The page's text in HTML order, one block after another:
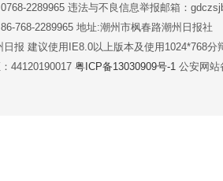
2289965 违法与不良信息举报邮箱：
768-2289965 地址:潮州市枫春路潮州日报社
报 建议使用IE8.0以上版本及使用1024*768分
44120190017 粤ICP备13030909号-1 公安网站